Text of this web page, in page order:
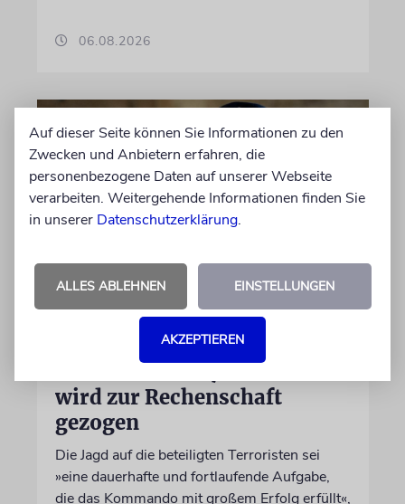
06.08.2026
GAZA
IDF-Chef Zamir: Jeder
Verantwortliche für die
wird zur Rechenschaft
gezogen
Die Jagd auf die beteiligten Terroristen sei
»eine dauerhafte und fortlaufende Aufgabe,
die das Kommando mit großem Erfolg erfüllt«,
Auf dieser Seite können Sie Informationen zu den
Zwecken und Anbietern erfahren, die
personenbezogene Daten auf unserer Webseite
verarbeiten. Weitergehende Informationen finden Sie
in unserer Datenschutzerklärung.
ALLES ABLEHNEN EINSTELLUNGEN
AKZEPTIEREN